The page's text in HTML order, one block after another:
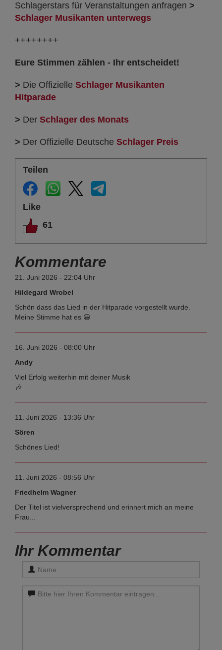
Schlagerstars für Veranstaltungen anfragen >
Schlager Musikanten unterwegs
++++++++
Eure Stimmen zählen - Ihr entscheidet!
> Die Offizielle Schlager Musikanten
Hitparade
> Der Schlager des Monats
> Der Offizielle Deutsche Schlager Preis
Teilen
Like
61
Kommentare
21. Juni 2026 - 22:04 Uhr
Hildegard Wrobel
Schön dass das Lied in der Hitparade vorgestellt wurde.
Meine Stimme hat es 😀
16. Juni 2026 - 08:00 Uhr
Andy
Viel Erfolg weiterhin mit deiner Musik
🎶
11. Juni 2026 - 13:36 Uhr
Sören
Schönes Lied!
11. Juni 2026 - 08:56 Uhr
Friedhelm Wagner
Der Titel ist vielversprechend und erinnert mich an meine
Frau...
Ihr Kommentar